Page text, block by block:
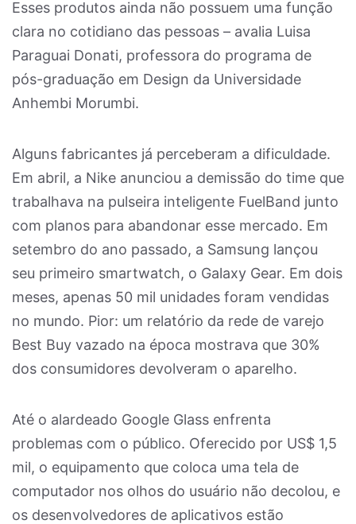
Esses produtos ainda não possuem uma função
clara no cotidiano das pessoas – avalia Luisa
Paraguai Donati, professora do programa de
pós-graduação em Design da Universidade
Anhembi Morumbi.
Alguns fabricantes já perceberam a dificuldade.
Em abril, a Nike anunciou a demissão do time que
trabalhava na pulseira inteligente FuelBand junto
com planos para abandonar esse mercado. Em
setembro do ano passado, a Samsung lançou
seu primeiro smartwatch, o Galaxy Gear. Em dois
meses, apenas 50 mil unidades foram vendidas
no mundo. Pior: um relatório da rede de varejo
Best Buy vazado na época mostrava que 30%
dos consumidores devolveram o aparelho.
Até o alardeado Google Glass enfrenta
problemas com o público. Oferecido por US$ 1,5
mil, o equipamento que coloca uma tela de
computador nos olhos do usuário não decolou, e
os desenvolvedores de aplicativos estão